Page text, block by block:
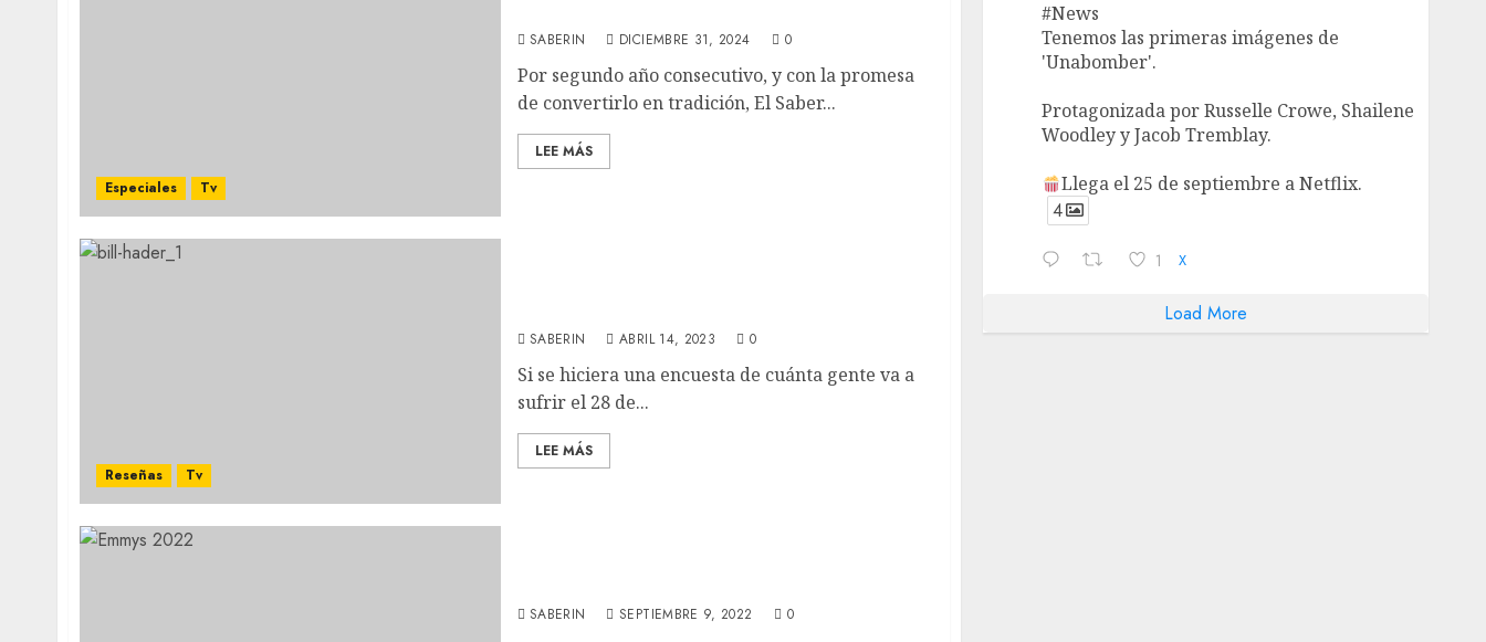
Especiales Tv
SABERIN DICIEMBRE 31, 2024 0
Por segundo año consecutivo, y con la promesa
de convertirlo en tradición, El Saber...
LEE MÁS
Reseñas Tv
SABERIN ABRIL 14, 2023 0
Si se hiciera una encuesta de cuánta gente va a
sufrir el 28 de...
LEE MÁS
SABERIN SEPTIEMBRE 9, 2022 0
#News
Tenemos las primeras imágenes de
'Unabomber'.
Protagonizada por Russelle Crowe, Shailene
Woodley y Jacob Tremblay.
Llega el 25 de septiembre a Netflix.
4
1 X
Load More